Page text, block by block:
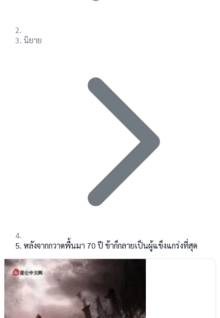
นิยาย
หลังจากกวาดพื้นมา 70 ปี ข้าก็กลายเป็นผู้แข็งแกร่งที่สุด